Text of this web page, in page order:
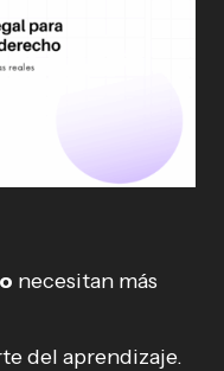
necesitan más
del aprendizaje.